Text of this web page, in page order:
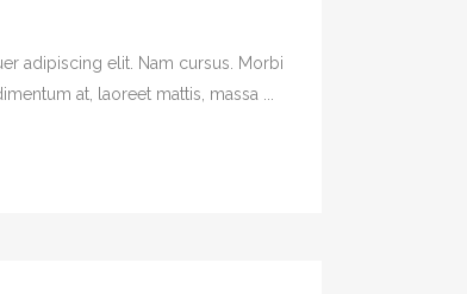
adipiscing elit. Nam cursus. Morbi
at, laoreet mattis, massa ...